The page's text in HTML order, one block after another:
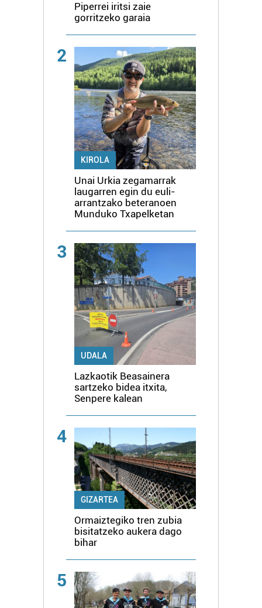
Piperrei iritsi zaie
gorritzeko garaia
2
KIROLA
Unai Urkia zegamarrak
laugarren egin du euli-
arrantzako beteranoen
Munduko Txapelketan
3
UDALA
Lazkaotik Beasainera
sartzeko bidea itxita,
Senpere kalean
4
GIZARTEA
Ormaiztegiko tren zubia
bisitatzeko aukera dago
bihar
5